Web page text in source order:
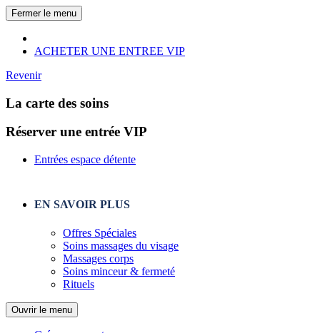
Fermer le menu
ACHETER UNE ENTREE VIP
Revenir
La carte des soins
Réserver une entrée VIP
Entrées espace détente
EN SAVOIR PLUS
Offres Spéciales
Soins massages du visage
Massages corps
Soins minceur & fermeté
Rituels
Ouvrir le menu